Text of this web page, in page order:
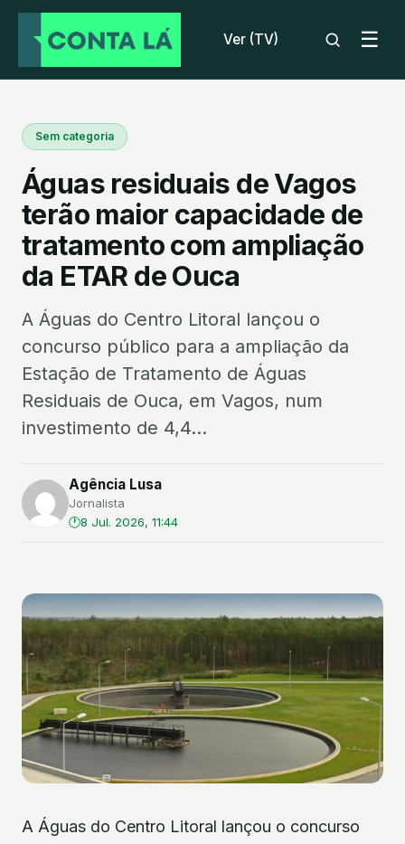
Ver (TV) ☰
Sem categoria
Águas residuais de Vagos
terão maior capacidade de
tratamento com ampliação
da ETAR de Ouca
A Águas do Centro Litoral lançou o
concurso público para a ampliação da
Estação de Tratamento de Águas
Residuais de Ouca, em Vagos, num
investimento de 4,4...
Agência Lusa
Jornalista
8 Jul. 2026, 11:44
A Águas do Centro Litoral lançou o concurso